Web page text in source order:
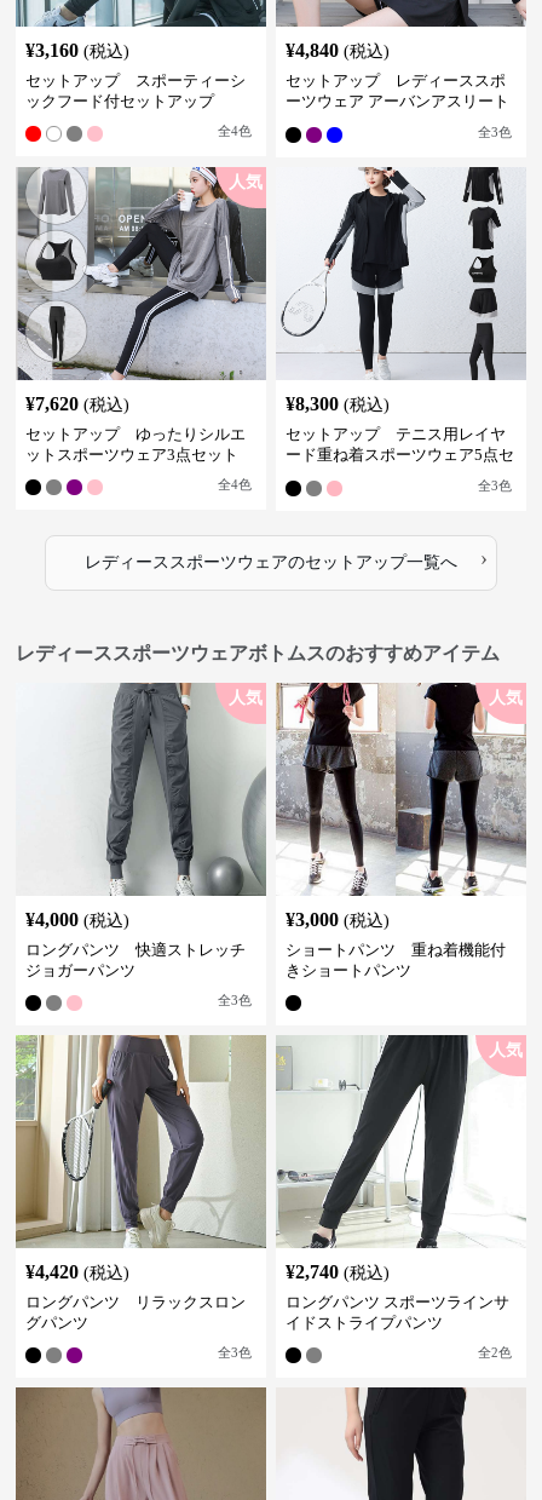
¥3,160 (税込)
セットアップ スポーティーシ
ックフード付セットアップ
全4色
¥4,840 (税込)
セットアップ レディーススポ
ーツウェア アーバンアスリート
全3色
人気
¥7,620 (税込)
セットアップ ゆったりシルエ
ットスポーツウェア3点セット
全4色
¥8,300 (税込)
セットアップ テニス用レイヤ
ード重ね着スポーツウェア5点セ
全3色
レディーススポーツウェアのセットアップ一覧へ ›
レディーススポーツウェアボトムスのおすすめアイテム
人気
¥4,000 (税込)
ロングパンツ 快適ストレッチ
ジョガーパンツ
全3色
人気
¥3,000 (税込)
ショートパンツ 重ね着機能付
きショートパンツ
¥4,420 (税込)
ロングパンツ リラックスロン
グパンツ
全3色
人気
¥2,740 (税込)
ロングパンツ スポーツラインサ
イドストライプパンツ
全2色